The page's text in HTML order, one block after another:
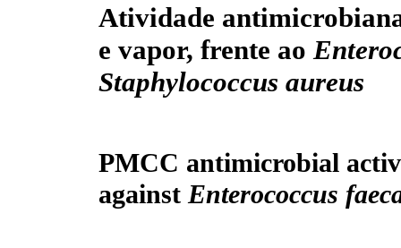
Atividade
e vapor, frente ao
Staphylococcus aureus
PMCC antimicrobial
againstEnterococcus